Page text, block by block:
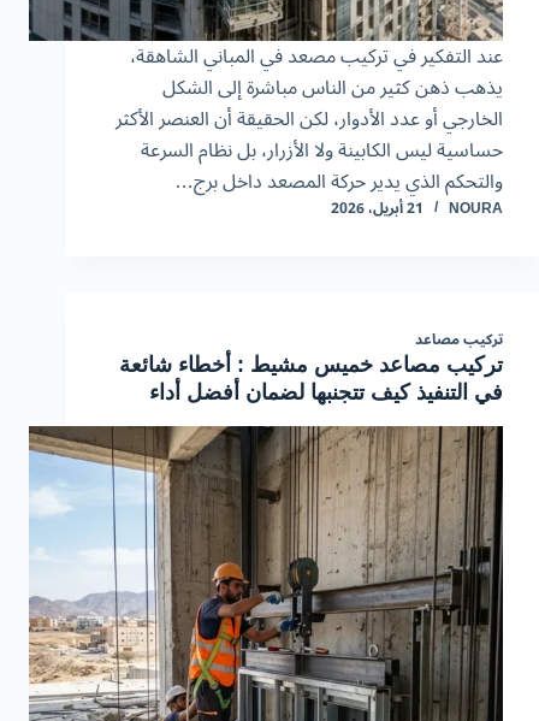
عند التفكير في تركيب مصعد في المباني الشاهقة،
يذهب ذهن كثير من الناس مباشرة إلى الشكل
الخارجي أو عدد الأدوار، لكن الحقيقة أن العنصر الأكثر
حساسية ليس الكابينة ولا الأزرار، بل نظام السرعة
والتحكم الذي يدير حركة المصعد داخل برج…
NOURA 21 أبريل، 2026
تركيب مصاعد
تركيب مصاعد خميس مشيط : أخطاء شائعة
في التنفيذ كيف تتجنبها لضمان أفضل أداء